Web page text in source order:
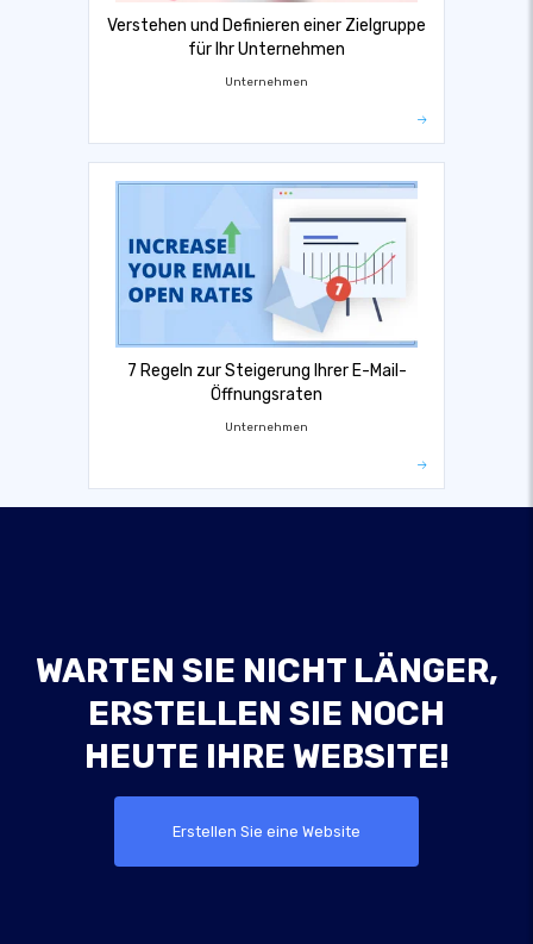
Verstehen und Definieren einer Zielgruppe
für Ihr Unternehmen
Unternehmen
7 Regeln zur Steigerung Ihrer E-Mail-
Öffnungsraten
Unternehmen
WARTEN SIE NICHT LÄNGER,
ERSTELLEN SIE NOCH
HEUTE IHRE WEBSITE!
Erstellen Sie eine Website